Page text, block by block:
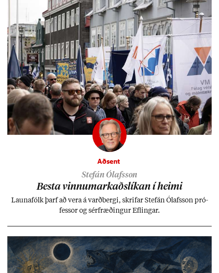
Aðsent
Stefán Ólafsson
Besta vinnu­mark­aðs­lík­an í heimi
Launa­fólk þarf að vera á varð­bergi, skrif­ar Stefán Ólafs­son pró­
fess­or og sér­fræð­ing­ur Efl­ing­ar.